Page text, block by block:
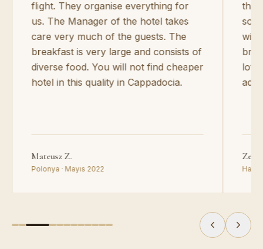
flight. They organise everything for
us. The Manager of the hotel takes
care very much of the guests. The
breakfast is very large and consists of
diverse food. You will not find cheaper
hotel in this quality in Cappadocia.
Mateusz Z.
Polonya · Mayıs 2022
so
with
lot